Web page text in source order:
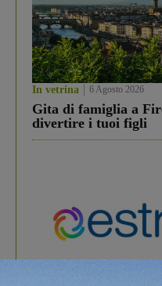
In vetrina 6 Agosto 2026
Gita di famiglia a
divertire i tuoi figli